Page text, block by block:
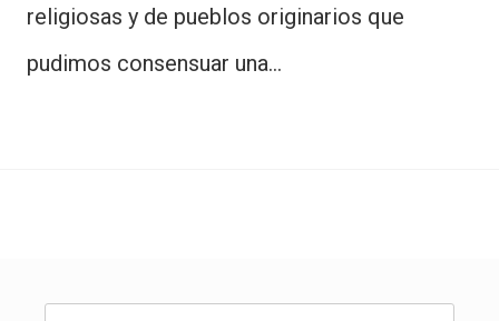
religiosas y de pueblos originarios que
pudimos consensuar una…